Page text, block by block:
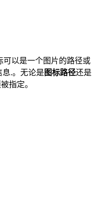
可以是一个图片的路径或
息.。无论是 图标路径还是
指定。